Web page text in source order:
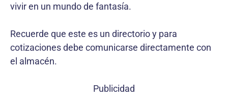
vivir en un mundo de fantasía.
Recuerde que este es un directorio y para
cotizaciones debe comunicarse directamente con
el almacén.
Publicidad